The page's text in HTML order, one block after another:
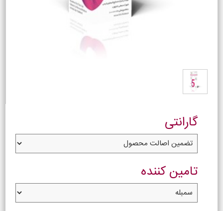
گارانتی
تامین کننده